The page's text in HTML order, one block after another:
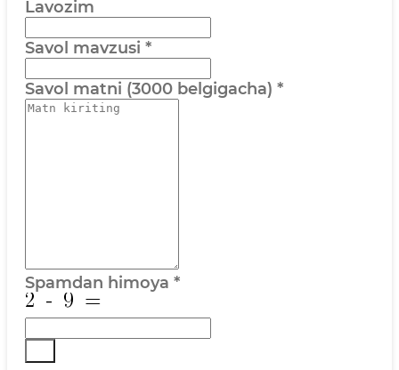
Lavozim
Savol mavzusi *
Savol matni (3000 belgigacha) *
Spamdan himoya *